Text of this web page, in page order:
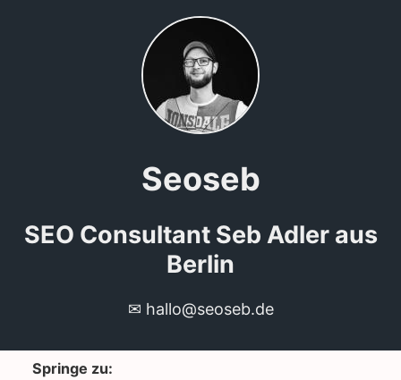
Seoseb
SEO Consultant Seb Adler aus
Berlin
✉ hallo@seoseb.de
Springe zu: